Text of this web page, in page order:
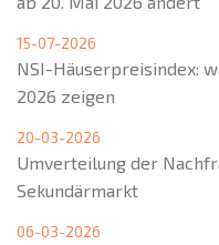
15-07-2026
NSI-Häuserpreisindex:
2026 zeigen
20-03-2026
Umverteilung der
Sekundärmarkt
06-03-2026